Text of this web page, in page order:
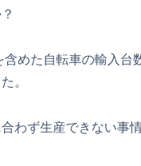
含めた自転車の輸入台
。
わず生産できない事